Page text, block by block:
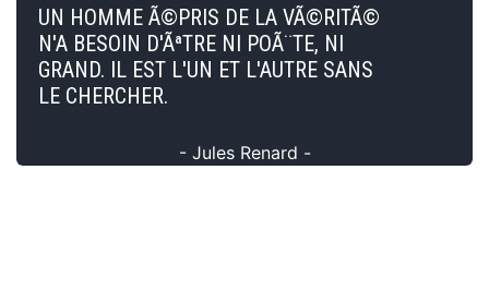
UN HOMME Ã©PRIS DE LA VÃ©RITÃ©
N'A BESOIN D'ÃªTRE NI POÃ¨TE, NI
GRAND. IL EST L'UN ET L'AUTRE SANS
LE CHERCHER.
- Jules Renard -